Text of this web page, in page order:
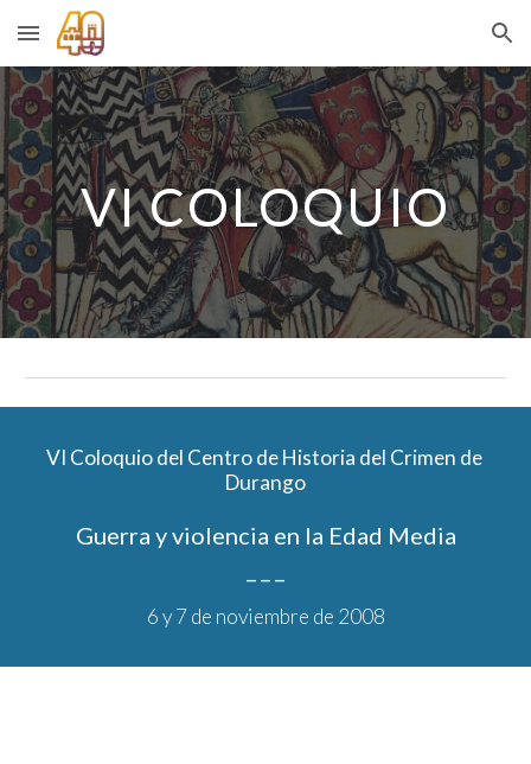
Skip to main content Skip to navigation
VI COLOQUIO
VI Coloquio del Centro de Historia del Crimen de
Durango
Guerra y violencia en la Edad Media
6 y 7 de noviembre de 2008